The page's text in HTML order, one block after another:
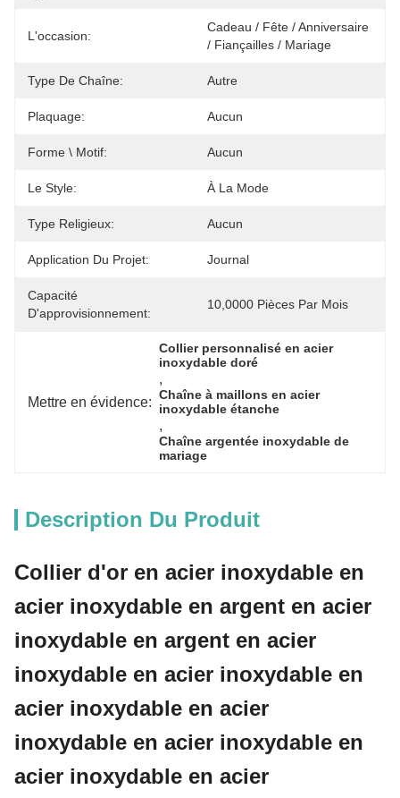
L'occasion:
Cadeau / Fête / Anniversaire
/ Fiançailles / Mariage
Type De Chaîne: Autre
Plaquage: Aucun
Forme \ Motif: Aucun
Le Style: À La Mode
Type Religieux: Aucun
Application Du Projet: Journal
Capacité
D'approvisionnement:
10,0000 Pièces Par Mois
Mettre en évidence:
Collier personnalisé en acier
inoxydable doré
,
Chaîne à maillons en acier
inoxydable étanche
,
Chaîne argentée inoxydable de
mariage
Description Du Produit
Collier d'or en acier inoxydable en
acier inoxydable en argent en acier
inoxydable en argent en acier
inoxydable en acier inoxydable en
acier inoxydable en acier
inoxydable en acier inoxydable en
acier inoxydable en acier